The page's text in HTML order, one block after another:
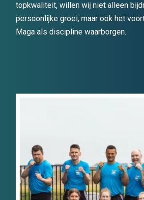
topkwaliteit, willen wij niet alleen
persoonlijke groei, maar ook het
Maga als discipline waarborgen.